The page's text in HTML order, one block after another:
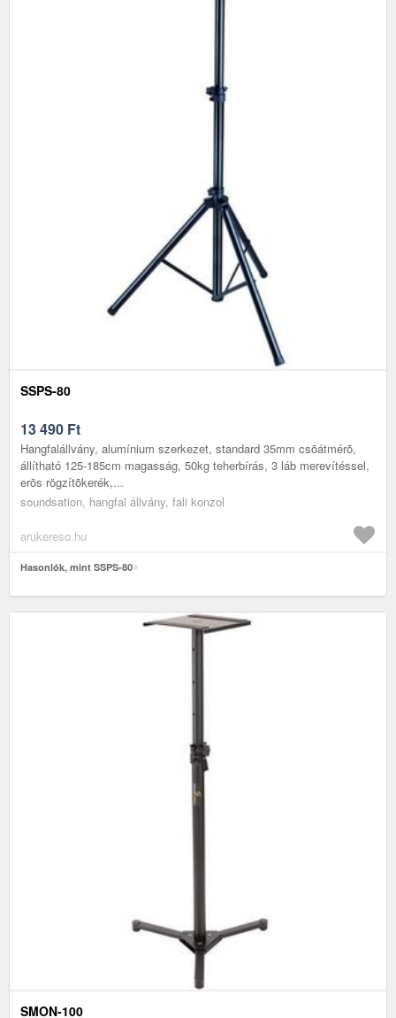
SSPS-80
13 490 Ft
Hangfalállvány, alumínium szerkezet, standard 35mm csõátmérõ,
állítható 125-185cm magasság, 50kg teherbírás, 3 láb merevítéssel,
erõs rögzítõkerék,...
soundsation, hangfal állvány, fali konzol
arukereso.hu
Hasonlók, mint SSPS-80
SMON-100